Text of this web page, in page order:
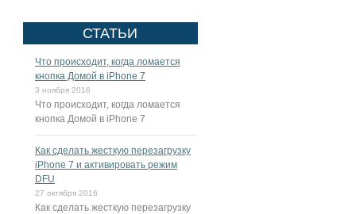
СТАТЬИ
Что происходит, когда ломается
кнопка Домой в iPhone 7
3 ноября 2016
Что происходит, когда ломается
кнопка Домой в iPhone 7
Как сделать жесткую перезагрузку
iPhone 7 и активировать режим
DFU
27 октября 2016
Как сделать жесткую перезагрузку